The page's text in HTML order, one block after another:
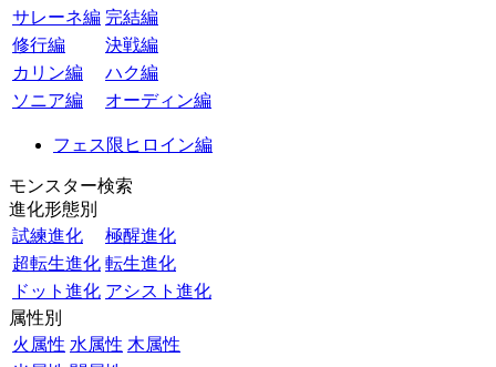
サレーネ編 完結編
修行編
決戦編
カリン編
ハク編
ソニア編
オーディン編
フェス限ヒロイン編
モンスター検索
進化形態別
試練進化
極醒進化
超転生進化 転生進化
ドット進化 アシスト進化
属性別
火属性 水属性 木属性